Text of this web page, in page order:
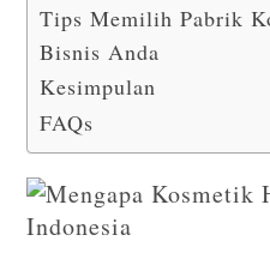
Tips Memilih Pabrik
Bisnis Anda
Kesimpulan
FAQs